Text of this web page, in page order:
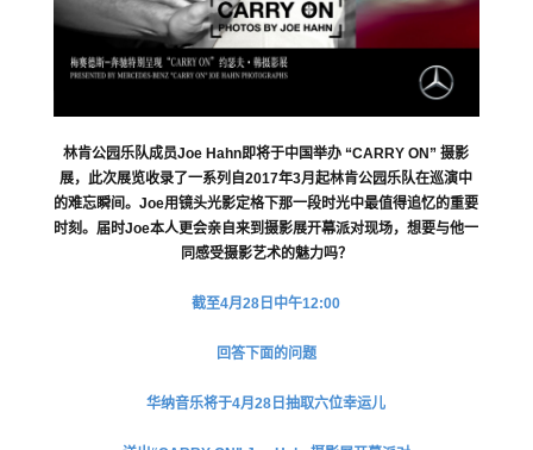
林肯公园乐队成员Joe Hahn即将于中国举办 “CARRY ON” 摄影
展，此次展览收录了一系列自2017年3月起林肯公园乐队在巡演中
的难忘瞬间。Joe用镜头光影定格下那一段时光中最值得追忆的重要
时刻。届时Joe本人更会亲自来到摄影展开幕派对现场，想要与他一
同感受摄影艺术的魅力吗？
截至4月28日中午12:00
回答下面的问题
华纳音乐将于4月28日抽取六位幸运儿